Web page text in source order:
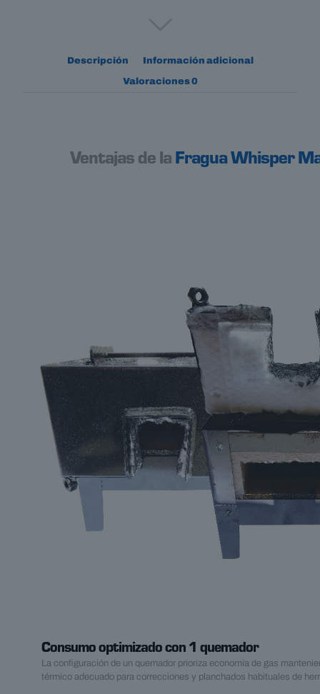
Descripción Información adicional
Valoraciones0
Ventajas de la Fragua Whisper
Consumo optimizado con 1 quemador
La configuración de un quemador prioriza economía de gas
térmico adecuado para correcciones y planchados habituales de